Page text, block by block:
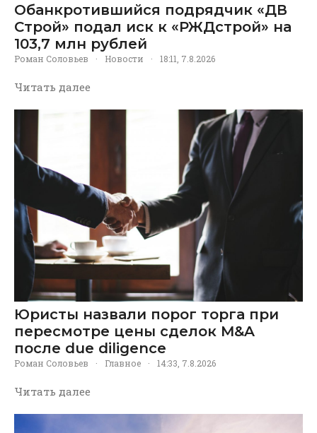
Обанкротившийся подрядчик «ДВ
Строй» подал иск к «РЖДстрой» на
103,7 млн рублей
Роман Соловьев · Новости · 18:11, 7.8.2026
Читать далее
Юристы назвали порог торга при
пересмотре цены сделок M&A
после due diligence
Роман Соловьев · Главное · 14:33, 7.8.2026
Читать далее